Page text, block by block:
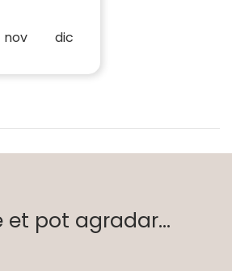
nov dic
et pot agradar...